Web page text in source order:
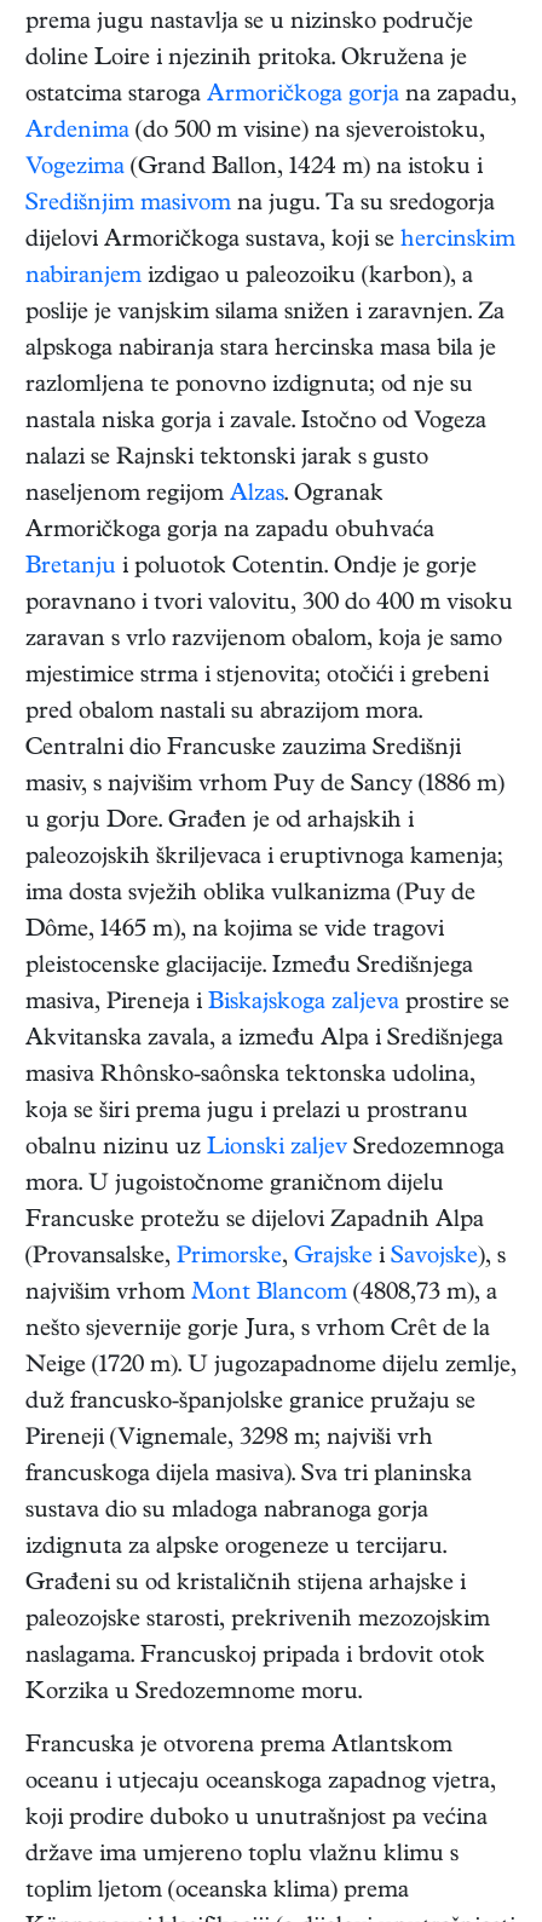
prema jugu nastavlja se u nizinsko područje
doline Loire i njezinih pritoka. Okružena je
ostatcima staroga Armoričkoga gorja na zapadu,
Ardenima (do 500 m visine) na sjeveroistoku,
Vogezima (Grand Ballon, 1424 m) na istoku i
Središnjim masivom na jugu. Ta su sredogorja
dijelovi Armoričkoga sustava, koji se hercinskim
nabiranjem izdigao u paleozoiku (karbon), a
poslije je vanjskim silama snižen i zaravnjen. Za
alpskoga nabiranja stara hercinska masa bila je
razlomljena te ponovno izdignuta; od nje su
nastala niska gorja i zavale. Istočno od Vogeza
nalazi se Rajnski tektonski jarak s gusto
naseljenom regijom Alzas. Ogranak
Armoričkoga gorja na zapadu obuhvaća
Bretanju i poluotok Cotentin. Ondje je gorje
poravnano i tvori valovitu, 300 do 400 m visoku
zaravan s vrlo razvijenom obalom, koja je samo
mjestimice strma i stjenovita; otočići i grebeni
pred obalom nastali su abrazijom mora.
Centralni dio Francuske zauzima Središnji
masiv, s najvišim vrhom Puy de Sancy (1886 m)
u gorju Dore. Građen je od arhajskih i
paleozojskih škriljevaca i eruptivnoga kamenja;
ima dosta svježih oblika vulkanizma (Puy de
Dôme, 1465 m), na kojima se vide tragovi
pleistocenske glacijacije. Između Središnjega
masiva, Pireneja i Biskajskoga zaljeva prostire se
Akvitanska zavala, a između Alpa i Središnjega
masiva Rhônsko-saônska tektonska udolina,
koja se širi prema jugu i prelazi u prostranu
obalnu nizinu uz Lionski zaljev Sredozemnoga
mora. U jugoistočnome graničnom dijelu
Francuske protežu se dijelovi Zapadnih Alpa
(Provansalske, Primorske, Grajske i Savojske), s
najvišim vrhom Mont Blancom (4808,73 m), a
nešto sjevernije gorje Jura, s vrhom Crêt de la
Neige (1720 m). U jugozapadnome dijelu zemlje,
duž francusko-španjolske granice pružaju se
Pireneji (Vignemale, 3298 m; najviši vrh
francuskoga dijela masiva). Sva tri planinska
sustava dio su mladoga nabranoga gorja
izdignuta za alpske orogeneze u tercijaru.
Građeni su od kristaličnih stijena arhajske i
paleozojske starosti, prekrivenih mezozojskim
naslagama. Francuskoj pripada i brdovit otok
Korzika u Sredozemnome moru.
Francuska je otvorena prema Atlantskom
oceanu i utjecaju oceanskoga zapadnog vjetra,
koji prodire duboko u unutrašnjost pa većina
države ima umjereno toplu vlažnu klimu s
toplim ljetom (oceanska klima) prema